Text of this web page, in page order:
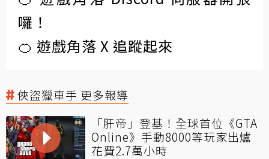
囉！
🍊 遊戲角落 X 追蹤起來
俠盜獵車手 更多報導
「肝帝」登基！全球首位《GTA
Online》手動8000等玩家出爐
花費2.7萬小時